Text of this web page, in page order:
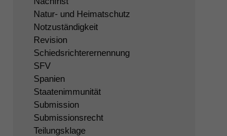
Natur- und Heimatschutz
Notzuständigkeit
Revision
Schiedsrichterernennung
SFV
Spanien
Staatenimmunität
Submission
Submissionsrecht
Teilungsklage